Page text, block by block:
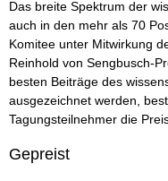
Das breite Spektrum der
auch in den mehr als 70
Komitee unter Mitwirkung
Reinhold von Sengbusch-
besten Beiträge des
ausgezeichnet werden,
Tagungsteilnehmer die
Gepreist